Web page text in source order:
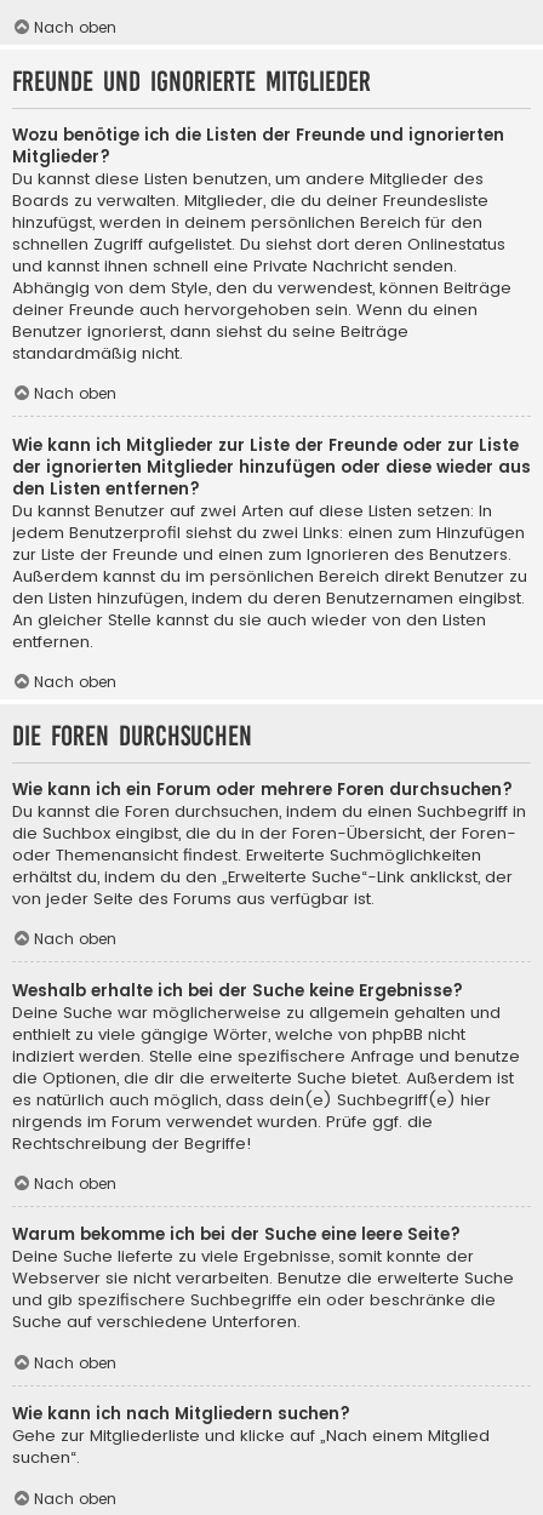
Nach oben
Freunde und ignorierte Mitglieder
Wozu benötige ich die Listen der Freunde und ignorierten
Mitglieder?
Du kannst diese Listen benutzen, um andere Mitglieder des
Boards zu verwalten. Mitglieder, die du deiner Freundesliste
hinzufügst, werden in deinem persönlichen Bereich für den
schnellen Zugriff aufgelistet. Du siehst dort deren Onlinestatus
und kannst ihnen schnell eine Private Nachricht senden.
Abhängig von dem Style, den du verwendest, können Beiträge
deiner Freunde auch hervorgehoben sein. Wenn du einen
Benutzer ignorierst, dann siehst du seine Beiträge
standardmäßig nicht.
Nach oben
Wie kann ich Mitglieder zur Liste der Freunde oder zur Liste
der ignorierten Mitglieder hinzufügen oder diese wieder aus
den Listen entfernen?
Du kannst Benutzer auf zwei Arten auf diese Listen setzen: In
jedem Benutzerprofil siehst du zwei Links: einen zum Hinzufügen
zur Liste der Freunde und einen zum Ignorieren des Benutzers.
Außerdem kannst du im persönlichen Bereich direkt Benutzer zu
den Listen hinzufügen, indem du deren Benutzernamen eingibst.
An gleicher Stelle kannst du sie auch wieder von den Listen
entfernen.
Nach oben
Die Foren durchsuchen
Wie kann ich ein Forum oder mehrere Foren durchsuchen?
Du kannst die Foren durchsuchen, indem du einen Suchbegriff in
die Suchbox eingibst, die du in der Foren-Übersicht, der Foren-
oder Themenansicht findest. Erweiterte Suchmöglichkeiten
erhältst du, indem du den „Erweiterte Suche“-Link anklickst, der
von jeder Seite des Forums aus verfügbar ist.
Nach oben
Weshalb erhalte ich bei der Suche keine Ergebnisse?
Deine Suche war möglicherweise zu allgemein gehalten und
enthielt zu viele gängige Wörter, welche von phpBB nicht
indiziert werden. Stelle eine spezifischere Anfrage und benutze
die Optionen, die dir die erweiterte Suche bietet. Außerdem ist
es natürlich auch möglich, dass dein(e) Suchbegriff(e) hier
nirgends im Forum verwendet wurden. Prüfe ggf. die
Rechtschreibung der Begriffe!
Nach oben
Warum bekomme ich bei der Suche eine leere Seite?
Deine Suche lieferte zu viele Ergebnisse, somit konnte der
Webserver sie nicht verarbeiten. Benutze die erweiterte Suche
und gib spezifischere Suchbegriffe ein oder beschränke die
Suche auf verschiedene Unterforen.
Nach oben
Wie kann ich nach Mitgliedern suchen?
Gehe zur Mitgliederliste und klicke auf „Nach einem Mitglied
suchen“.
Nach oben